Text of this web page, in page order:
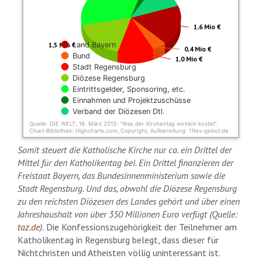
1,6 Mio €
0,4 Mio €
1,0 Mio €
1,5 Mio €Land Bayern
Bund
Stadt Regensburg
Diözese Regensburg
Eintrittsgelder, Sponsoring, etc.
Einnahmen und Projektzuschüsse
Verband der Diözesen Dtl.
Quelle: DIE WELT, 16. März 2013: "Was der Kirchentag wirklich kostet"
Chart-Bibliothek: Highcharts.com; Copyright, Aufbereitung: 11tes-gebot.de
End of interactive chart.
Somit steuert die Katholische Kirche nur ca. ein Drittel der
Mittel für den Katholikentag bei. Ein Drittel finanzieren der
Freistaat Bayern, das Bundesinnenministerium sowie die
Stadt Regensburg. Und das, obwohl die Diözese Regensburg
zu den reichsten Diözesen des Landes gehört und über einen
Jahreshaushalt von über 350 Millionen Euro verfügt (Quelle:
taz.de). Die Konfessionszugehörigkeit der Teilnehmer am
Katholikentag in Regensburg belegt, dass dieser für
Nichtchristen und Atheisten völlig uninteressant ist.